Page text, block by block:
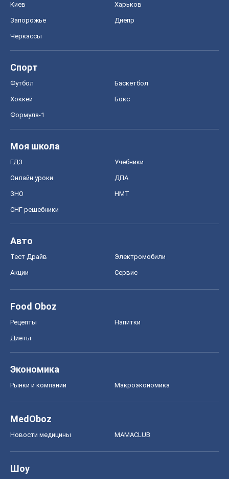
Киев Харьков
Запорожье Днепр
Черкассы
Спорт
Футбол Баскетбол
Хоккей Бокс
Формула-1
Моя школа
ГДЗ Учебники
Онлайн уроки ДПА
ЗНО НМТ
СНГ решебники
Авто
Тест Драйв Электромобили
Акции Сервис
Food Oboz
Рецепты Напитки
Диеты
Экономика
Рынки и компании Mакроэкономика
MedOboz
Новости медицины MAMACLUB
Шоу